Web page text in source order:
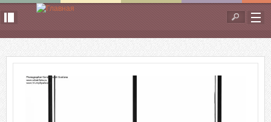
Перейти к основному содержанию
Форма
поиска